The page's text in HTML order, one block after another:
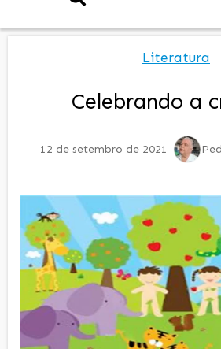
Literatura
Celebrando a
12 de setembro de 2021